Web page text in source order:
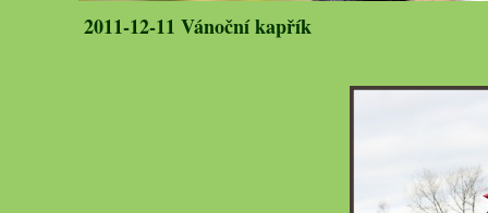
2011-12-11 Vánoční kapřík